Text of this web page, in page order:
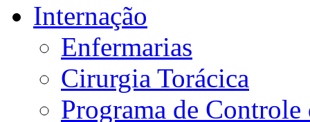
Internação
Enfermarias
Cirurgia Torácica
Programa de